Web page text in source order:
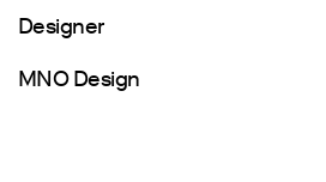
Designer
MNO Design